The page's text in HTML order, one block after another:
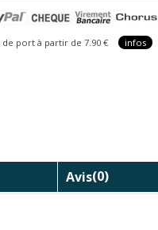
port à partir de 7.90 € infos
Avis(0)